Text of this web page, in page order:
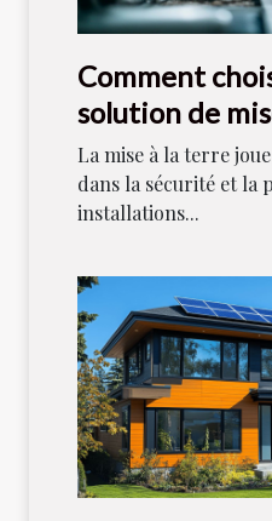
Comment
solution de
pour votre
La mise à la terre
dans la sécurité et la
installations...